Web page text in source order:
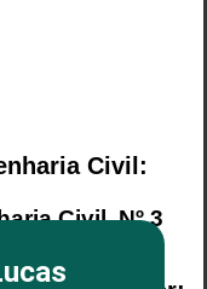
Civil:
Civil. Nº 3